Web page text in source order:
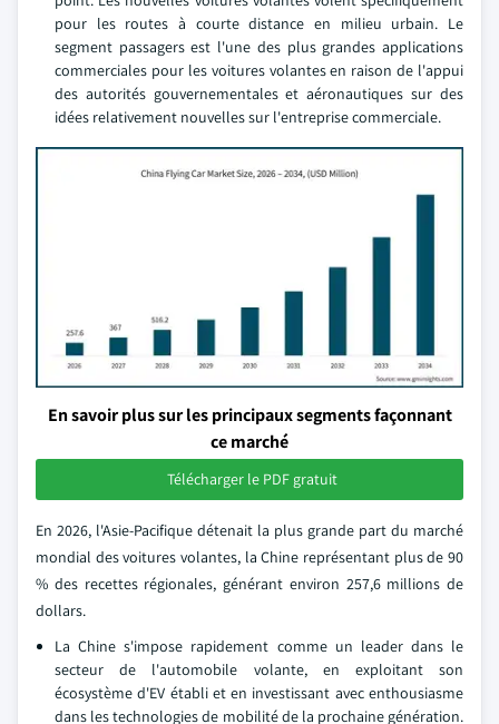
pour les routes à courte distance en milieu urbain. Le
segment passagers est l'une des plus grandes applications
commerciales pour les voitures volantes en raison de l'appui
des autorités gouvernementales et aéronautiques sur des
idées relativement nouvelles sur l'entreprise commerciale.
En savoir plus sur les principaux segments façonnant
ce marché
Télécharger le PDF gratuit
En 2026, l'Asie-Pacifique détenait la plus grande part du marché
mondial des voitures volantes, la Chine représentant plus de 90
% des recettes régionales, générant environ 257,6 millions de
dollars.
La Chine s'impose rapidement comme un leader dans le
secteur de l'automobile volante, en exploitant son
écosystème d'EV établi et en investissant avec enthousiasme
dans les technologies de mobilité de la prochaine génération.